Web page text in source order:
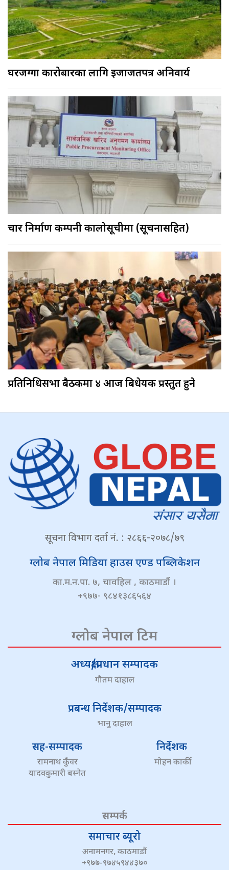
घरजग्गा कारोबारका लागि इजाजतपत्र अनिवार्य
चार निर्माण कम्पनी कालोसूचीमा (सूचनासहित)
प्रतिनिधिसभा बैठकमा ४ आज बिधेयक प्रस्तुत हुने
सूचना विभाग दर्ता नं. : २८६६-२०७८/७९
ग्लोब नेपाल मिडिया हाउस एण्ड पब्लिकेशन
का.म.न.पा. ७, चावहिल , काठमाडौं ।
+९७७- ९८४१३८६५६४
ग्लोब नेपाल टिम
अध्यक्ष/प्रधान सम्पादक
गौतम दाहाल
प्रबन्ध निर्देशक/सम्पादक
भानु दाहाल
सह-सम्पादक
रामनाथ कुँवर
यादवकुमारी बस्नेत
निर्देशक
मोहन कार्की
सम्पर्क
समाचार ब्यूरो
अनामनगर, काठमाडौं
+९७७-९७४५९४४३७०